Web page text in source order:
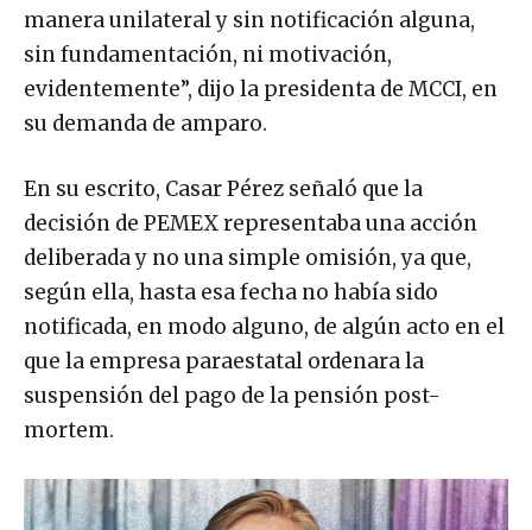
manera unilateral y sin notificación alguna,
sin fundamentación, ni motivación,
evidentemente”, dijo la presidenta de MCCI, en
su demanda de amparo.
En su escrito, Casar Pérez señaló que la
decisión de PEMEX representaba una acción
deliberada y no una simple omisión, ya que,
según ella, hasta esa fecha no había sido
notificada, en modo alguno, de algún acto en el
que la empresa paraestatal ordenara la
suspensión del pago de la pensión post-
mortem.